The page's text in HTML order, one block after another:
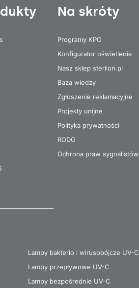
Na skróty
Programy KPO
Konfigurator oświetlenia
Nasz sklep sterilon.pl
Baza wiedzy
Zgłoszenie reklamacyjne
Projekty unijne
Polityka prywatności
RODO
Ochrona praw sygnalistów
Lampy bakterio i wirusobójcze UV-C
Lampy przepływowe UV-C
Lampy bezpośrednie UV-C